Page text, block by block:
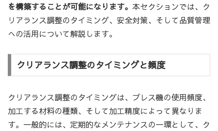
を構築することが可能になります。 本セクションでは、ク
リアランス調整のタイミング、安全対策、そして品質管理
への活用について解説します。
クリアランス調整のタイミングと頻度
クリアランス調整のタイミングは、プレス機の使用頻度、
加工する材料の種類、そして加工精度によって異なりま
す。一般的には、定期的なメンテナンスの一環として、ク